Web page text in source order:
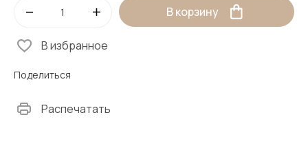
В корзину
В избранное
Поделиться
Распечатать